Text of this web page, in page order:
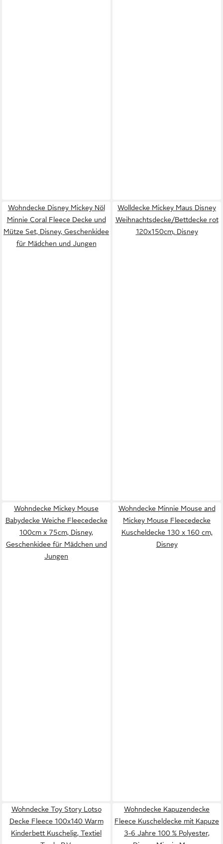
Wohndecke Disney Mickey Nöl
Minnie Coral Fleece Decke und
Mütze Set, Disney, Geschenkidee
für Mädchen und Jungen
Wolldecke Mickey Maus Disney
Weihnachtsdecke/Bettdecke rot
120x150cm, Disney
Wohndecke Mickey Mouse
Babydecke Weiche Fleecedecke
100cm x 75cm, Disney,
Geschenkidee für Mädchen und
Jungen
Wohndecke Minnie Mouse and
Mickey Mouse Fleecedecke
Kuscheldecke 130 x 160 cm,
Disney
Wohndecke Toy Story Lotso
Decke Fleece 100x140 Warm
Kinderbett Kuschelig, Textiel
Wohndecke Kapuzendecke
Fleece Kuscheldecke mit Kapuze
3-6 Jahre 100 % Polyester,